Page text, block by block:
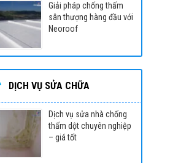
Giải pháp chống thấm
sân thượng hàng đầu với
Neoroof
DỊCH VỤ SỬA CHỮA
Dịch vụ sửa nhà chống
thấm dột chuyên nghiệp
– giá tốt